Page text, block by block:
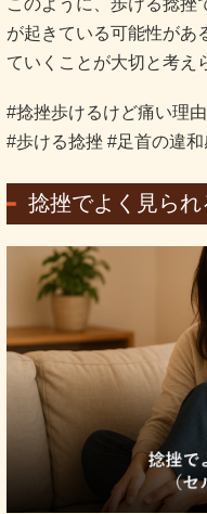
このように、歩ける捻挫
が起きている可能性があ
ていくことが大切と考え
#捻挫歩けるけど痛い理
#歩ける捻挫 #足首の違和
捻挫でよく見られ